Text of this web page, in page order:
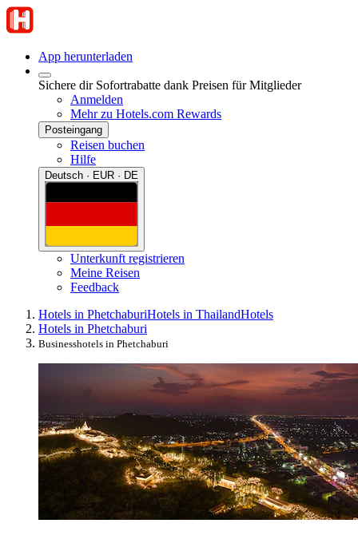
App herunterladen
Sichere dir Sofortrabatte dank Preisen für Mitglieder
Anmelden
Mehr zu Hotels.com Rewards
Posteingang
Reisen buchen
Hilfe
Deutsch · EUR · DE
Unterkunft registrieren
Meine Reisen
Feedback
Hotels in PhetchaburiHotels in ThailandHotels
Hotels in Phetchaburi
Businesshotels in Phetchaburi